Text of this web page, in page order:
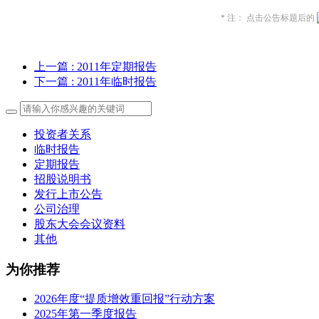
* 注： 点击公告标题后的
上一篇 : 2011年定期报告
下一篇 : 2011年临时报告
投资者关系
临时报告
定期报告
招股说明书
发行上市公告
公司治理
股东大会会议资料
其他
为你推荐
2026年度“提质增效重回报”行动方案
2025年第一季度报告